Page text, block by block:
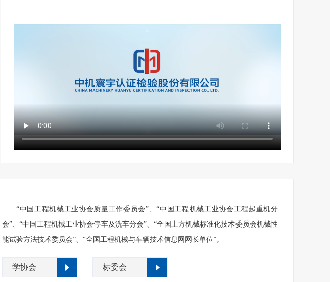
“中国工程机械工业协会质量工作委员会”、“中国工程机械工业协会工程起重机分
会”、“中国工程机械工业协会停车及洗车分会”、“全国土方机械标准化技术委员会机械性
能试验方法技术委员会”、“全国工程机械与车辆技术信息网网长单位”。
学协会 标委会